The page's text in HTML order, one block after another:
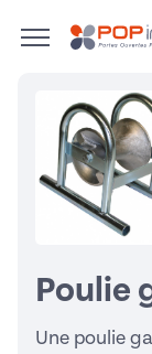
Poulie
Une poulie